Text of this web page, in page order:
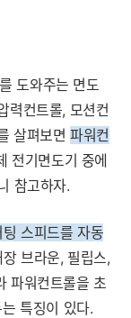
도와주는 면도
력컨트롤, 모션컨
살펴보면파워컨
전기면도기 중에
참고하자.
스피드를 자동
브라운, 필립스,
파워컨트롤을 초
특징이 있다.